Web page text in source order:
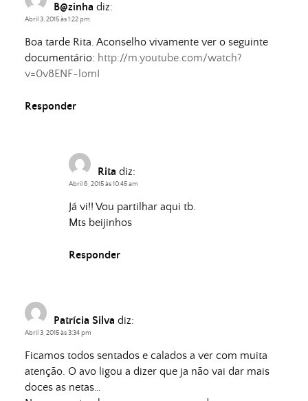
B@zinha diz:
Abril 3, 2015 às 1:22 pm
Boa tarde Rita. Aconselho vivamente ver o seguinte
documentário: http://m.youtube.com/watch?
v=0v8ENF-lomI
Responder
Rita diz:
Abril 6, 2015 às 10:45 am
Já vi!! Vou partilhar aqui tb.
Mts beijinhos
Responder
Patrícia Silva diz:
Abril 3, 2015 às 3:34 pm
Ficamos todos sentados e calados a ver com muita
atenção. O avo ligou a dizer que ja não vai dar mais
doces as netas…